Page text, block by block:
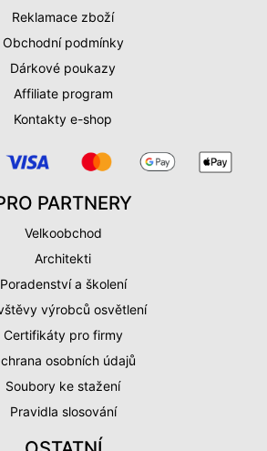
Reklamace zboží
Obchodní podmínky
Dárkové poukazy
Affiliate program
Kontakty e-shop
PARTNERY
Velkoobchod
Architekti
Poradenství a školení
výrobců osvětlení
Certifikáty pro firmy
osobních údajů
Soubory ke stažení
Pravidla slosování